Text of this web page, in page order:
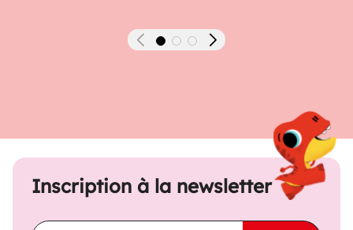
Précédent Suivant
Inscription à la newsletter